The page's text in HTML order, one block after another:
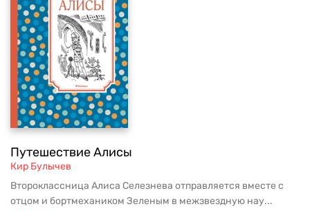
Путешествие Алисы
Кир Булычев
Второклассница Алиса Селезнева отправляется вместе с
отцом и бортмехаником Зеленым в межзвездную нау...